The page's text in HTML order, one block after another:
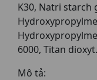
K30, Natri starch
6000, Titan dioxyt.
Mô tả: